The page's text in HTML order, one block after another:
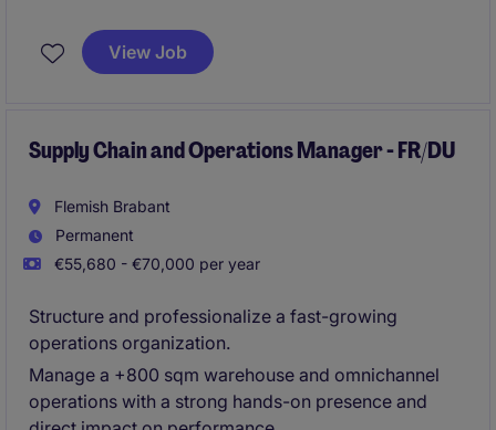
View Job
Supply Chain and Operations Manager - FR/DU
Flemish Brabant
Permanent
€55,680 - €70,000 per year
Structure and professionalize a fast-growing
operations organization.
Manage a +800 sqm warehouse and omnichannel
operations with a strong hands-on presence and